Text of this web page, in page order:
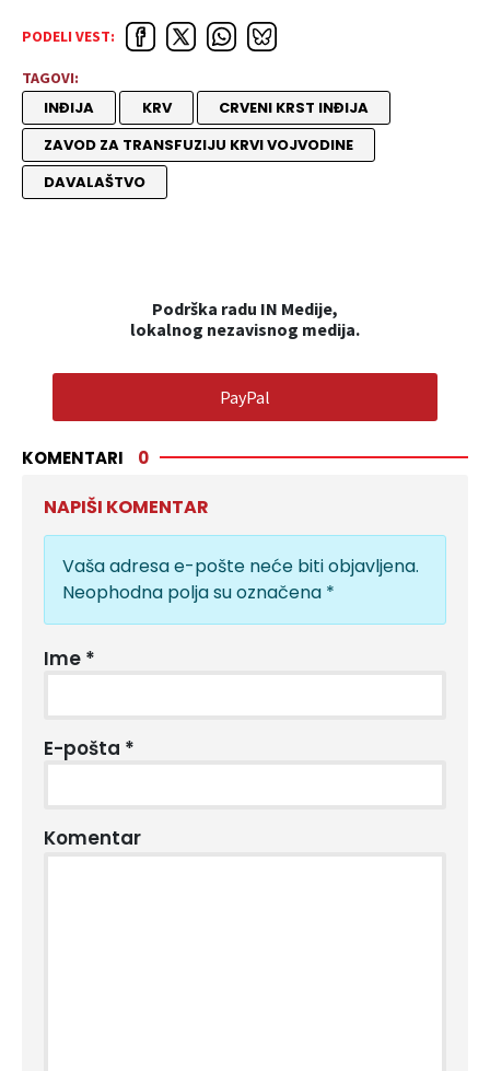
PODELI VEST:
TAGOVI:
INĐIJA KRV
CRVENI KRST INĐIJA
ZAVOD ZA TRANSFUZIJU KRVI VOJVODINE
DAVALAŠTVO
Podrška radu IN Medije,
lokalnog nezavisnog medija.
PayPal
KOMENTARI 0
NAPIŠI KOMENTAR
Vaša adresa e-pošte neće biti objavljena.
Neophodna polja su označena *
Ime *
E-pošta *
Komentar